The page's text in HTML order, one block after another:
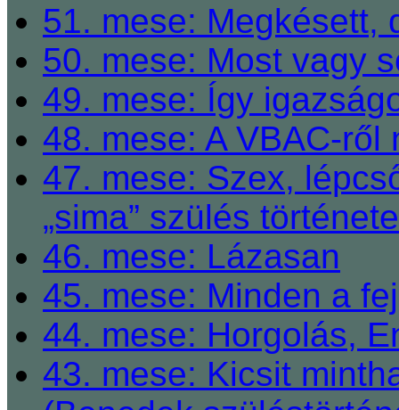
51. mese: Megkésett,
50. mese: Most vagy
49. mese: Így
48. mese: A VBAC-
47. mese: Szex,
„sima” szülés
46. mese: Lázasan
45. mese: Minden a
44. mese: Horgolás,
43. mese: Kicsit